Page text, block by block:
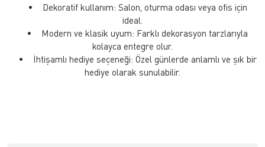
• Dekoratif kullanım: Salon, oturma odası veya ofis için
ideal.
• Modern ve klasik uyum: Farklı dekorasyon tarzlarıyla
kolayca entegre olur.
• İhtişamlı hediye seçeneği: Özel günlerde anlamlı ve şık bir
hediye olarak sunulabilir.